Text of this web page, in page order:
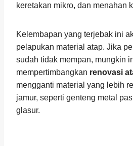
keretakan mikro, dan menahan
Kelembapan yang terjebak ini
pelapukan material atap. Jika
sudah tidak mempan, mungkin
mempertimbangkan renovasi
mengganti material yang lebih
jamur, seperti genteng metal
glasur.